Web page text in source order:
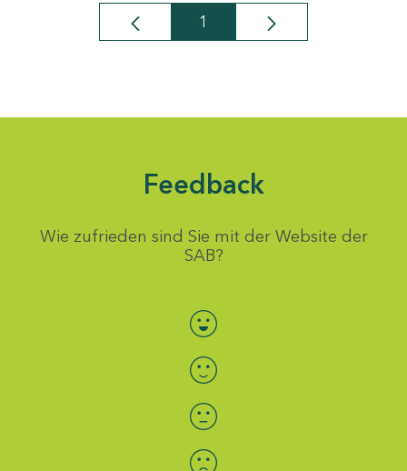
Seite
1
Feedback
Wie zufrieden sind Sie mit der Website der
SAB?
Bewertung auswählen